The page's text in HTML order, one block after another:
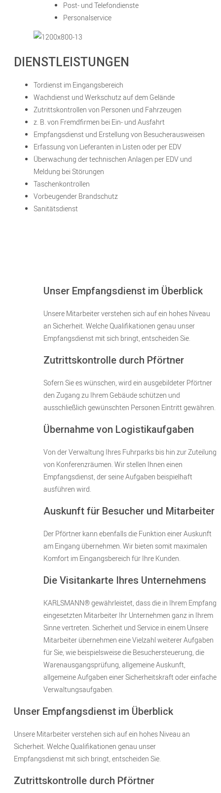
Post- und Telefondienste
Personalservice
DIENSTLEISTUNGEN
Tordienst im Eingangsbereich
Wachdienst und Werkschutz auf dem Gelände
Zutrittskontrollen von Personen und Fahrzeugen
z. B. von Fremdfirmen bei Ein- und Ausfahrt
Empfangsdienst und Erstellung von Besucherausweisen
Erfassung von Lieferanten in Listen oder per EDV
Überwachung der technischen Anlagen per EDV und
Meldung bei Störungen
Taschenkontrollen
Vorbeugender Brandschutz
Sanitätsdienst
Unser Empfangsdienst im Überblick
Unsere Mitarbeiter verstehen sich auf ein hohes Niveau
an Sicherheit. Welche Qualifikationen genau unser
Empfangsdienst mit sich bringt, entscheiden Sie.
Zutrittskontrolle durch Pförtner
Sofern Sie es wünschen, wird ein ausgebildeter Pförtner
den Zugang zu Ihrem Gebäude schützen und
ausschließlich gewünschten Personen Eintritt gewähren.
Übernahme von Logistikaufgaben
Von der Verwaltung Ihres Fuhrparks bis hin zur Zuteilung
von Konferenzräumen. Wir stellen Ihnen einen
Empfangsdienst, der seine Aufgaben beispielhaft
ausführen wird.
Auskunft für Besucher und Mitarbeiter
Der Pförtner kann ebenfalls die Funktion einer Auskunft
am Eingang übernehmen. Wir bieten somit maximalen
Komfort im Eingangsbereich für Ihre Kunden.
Die Visitankarte Ihres Unternehmens
KARLSMANN® gewährleistet, dass die in Ihrem Empfang
eingesetzten Mitarbeiter Ihr Unternehmen ganz in Ihrem
Sinne vertreten. Sicherheit und Service in einem Unsere
Mitarbeiter übernehmen eine Vielzahl weiterer Aufgaben
für Sie, wie beispielsweise die Besuchersteuerung, die
Warenausgangsprüfung, allgemeine Auskunft,
allgemeine Aufgaben einer Sicherheitskraft oder einfache
Verwaltungsaufgaben.
Unser Empfangsdienst im Überblick
Unsere Mitarbeiter verstehen sich auf ein hohes Niveau an
Sicherheit. Welche Qualifikationen genau unser
Empfangsdienst mit sich bringt, entscheiden Sie.
Zutrittskontrolle durch Pförtner